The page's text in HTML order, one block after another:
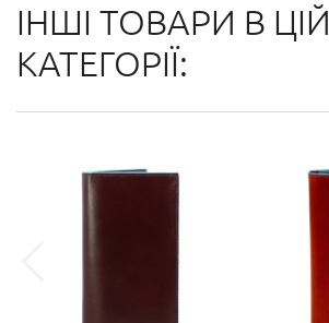
ІНШІ ТОВАРИ В ЦІЙ
КАТЕГОРІЇ: